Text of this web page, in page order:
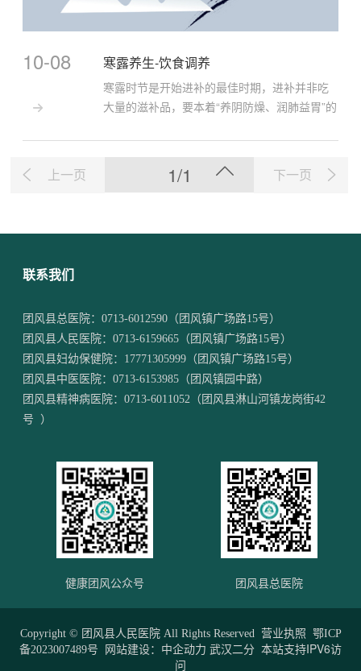
10-08

寒露养生-饮食调养
寒露时节是开始进补的最佳时期，进补并非吃
大量的滋补品，要本着“养阴防燥、润肺益胃”的
上一页 1/1 下一页
联系我们
团风县总医院：0713-6012590 （团风镇广场路15号）
团风县人民医院：0713-6159665 （团风镇广场路15号）
团风县妇幼保健院： 17771305999 （团风镇广场路15号）
团风县中医医院：0713-6153985 （团风镇园中路）
团风县精神病医院：0713-6011052 （团风县淋山河镇龙岗街42
号 ）
健康团风公众号 团风县总医院
Copyright © 团风县人民医院 All Rights Reserved 营业执照 鄂ICP
备2023007489号
网站建设： 中企动力 武汉二分 本站支持IPV6访
问